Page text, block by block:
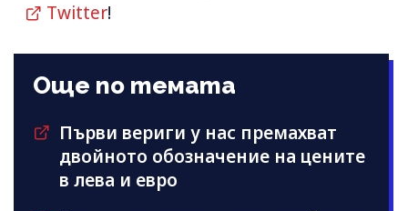
Twitter!
Още по темата
Първи вериги у нас премахват
двойното обозначение на цените
в лева и евро